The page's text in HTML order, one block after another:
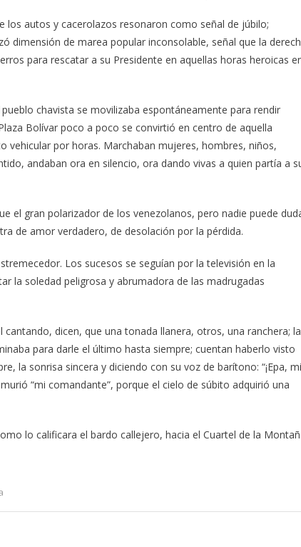
los autos y cacerolazos resonaron como señal de júbilo;
dimensión de marea popular inconsolable, señal que la
para rescatar a su Presidente en aquellas horas heroicas
chavista se movilizaba espontáneamente para rendir
Bolívar poco a poco se convirtió en centro de aquella
vehicular por horas. Marchaban mujeres, hombres, niños,
andaban ora en silencio, ora dando vivas a quien partía a
el gran polarizador de los venezolanos, pero nadie puede
de amor verdadero, de desolación por la pérdida.
Los sucesos se seguían por la televisión en la
la soledad peligrosa y abrumadora de las madrugadas
dicen, que una tonada llanera, otros, una ranchera; la
para darle el último hasta siempre; cuentan haberlo visto
la sonrisa sincera y diciendo con su voz de barítono: “¡Epa, mi
“mi comandante”, porque el cielo de súbito adquirió una
lo calificara el bardo callejero, hacia el Cuartel de la